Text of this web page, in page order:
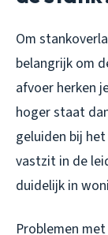
Om
belangrijk om
afvoer herken
hoger staat
geluiden bij
vastzit in de
duidelijk in
Problemen